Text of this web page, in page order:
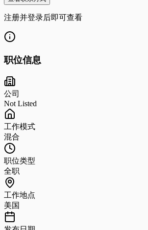
注册并登录后即可查看
职位信息
公司
Not Listed
工作模式
混合
职位类型
全职
工作地点
美国